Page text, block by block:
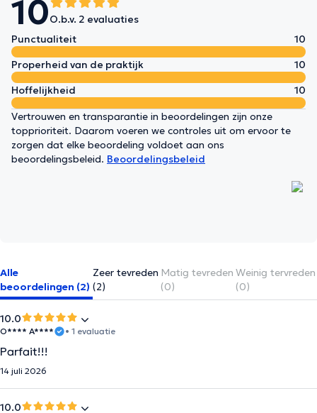
10O.b.v. 2 evaluaties
Punctualiteit
10
Properheid van de praktijk
10
Hoffelijkheid
10
Vertrouwen en transparantie in beoordelingen zijn onze
topprioriteit. Daarom voeren we controles uit om ervoor te
zorgen dat elke beoordeling voldoet aan ons
beoordelingsbeleid. Beoordelingsbeleid
Alle
beoordelingen (2)
Zeer tevreden
(2)
Matig tevreden
(0)
Weinig tervreden
(0)
10.0
O**** A**** • 1 evaluatie
Parfait!!!
14 juli 2026
10.0